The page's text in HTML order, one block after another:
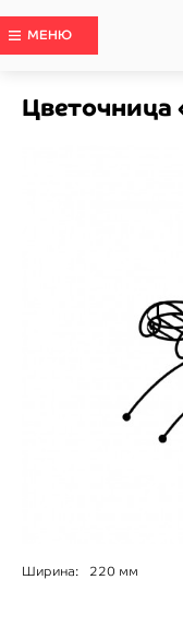
МЕНЮ
Цветочница
Ширина: 220 мм